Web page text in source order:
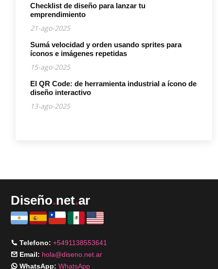
Checklist de diseño para lanzar tu
emprendimiento
21-ago-2025
Sumá velocidad y orden usando sprites para
íconos e imágenes repetidas
15-ago-2025
El QR Code: de herramienta industrial a ícono de
diseño interactivo
13-ago-2025
Diseño.net.ar
Telefono: +5491138553641
Email: hola@diseno.net.ar
WhatsApp: WhatsApp